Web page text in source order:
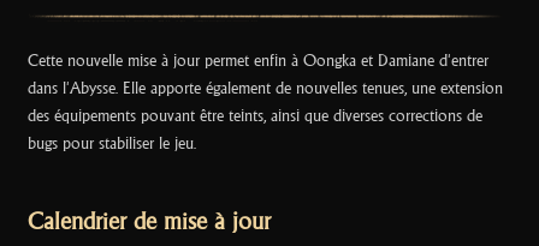
Cette nouvelle mise à jour permet enfin à Oongka et Damiane d'entrer
dans l'Abysse. Elle apporte également de nouvelles tenues, une extension
des équipements pouvant être teints, ainsi que diverses corrections de
bugs pour stabiliser le jeu.
Calendrier de mise à jour